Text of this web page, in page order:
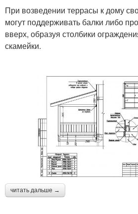
При возведении террасы к дому
могут поддерживать балки либо
вверх, образуя столбики
скамейки.
читать дальше →